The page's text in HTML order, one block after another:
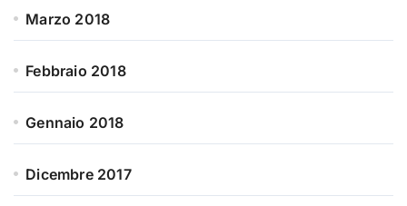
Marzo 2018
Febbraio 2018
Gennaio 2018
Dicembre 2017